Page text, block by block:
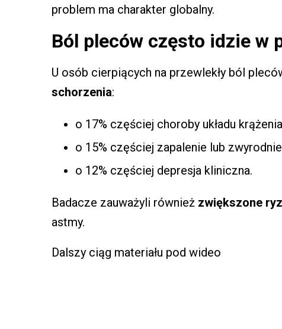
problem ma charakter globalny.
Ból pleców często idzie w
U osób cierpiących na przewlekły ból
schorzenia:
o 17% częściej choroby układu
o 15% częściej zapalenie lub
o 12% częściej depresja kliniczna.
Badacze zauważyli również zwiększone
astmy.
Dalszy ciąg materiału pod wideo